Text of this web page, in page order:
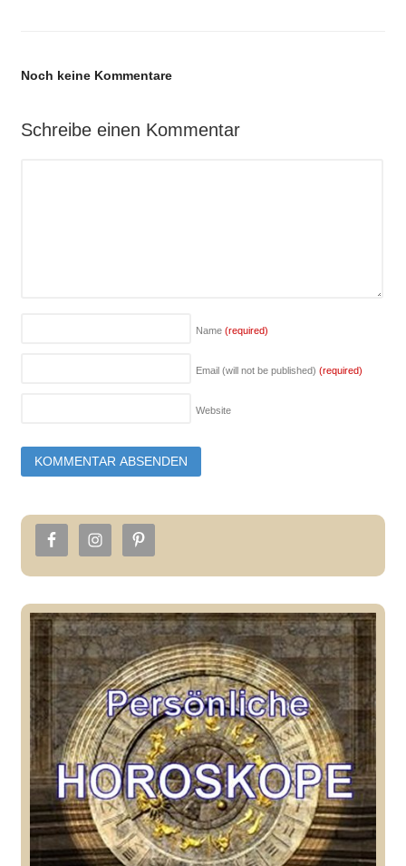
Noch keine Kommentare
Schreibe einen Kommentar
Name (required)
Email (will not be published) (required)
Website